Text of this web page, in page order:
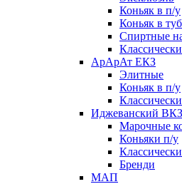
Коньяк в п/у
Коньяк в
Спиртные
АрАрАт ЕКЗ
Элитные
Коньяк в п/у
Иджеванский ВКЗ
Марочные
Коньяки п/у
Бренди
МАП